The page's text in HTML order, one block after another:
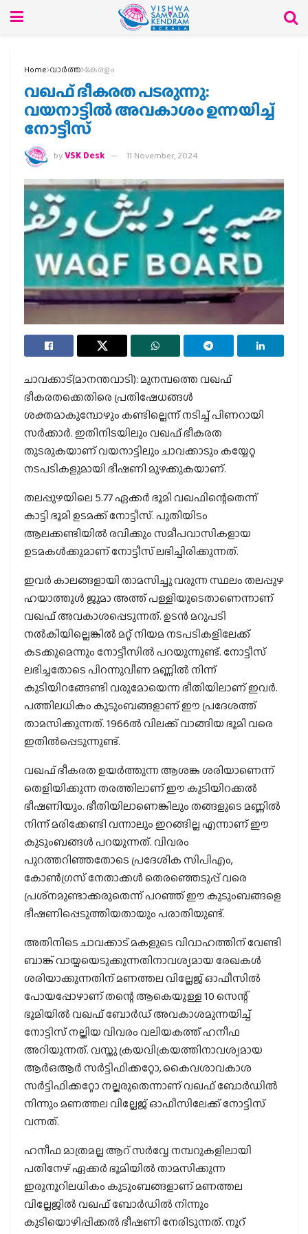
Home വാര്‍ത്ത കേരളം
വഖഫ് ഭീകരത പടരുന്നു:
വയനാട്ടില്‍ അവകാശം ഉന്നയിച്ച്
നോട്ടീസ്
byVSK Desk 11 November, 2024
ചാവക്കാട്(മാനന്തവാടി): മുനമ്പത്തെ വഖഫ്
ഭീകരതക്കെതിരെ പ്രതിഷേധങ്ങള്‍
ശക്തമാകുമ്പോഴും കണ്ടില്ലെന്ന് നടിച്ച് പിണറായി
സര്‍ക്കാര്‍. ഇതിനിടയിലും വഖഫ് ഭീകരത
തുടരുകയാണ് വയനാട്ടിലും ചാവക്കാടും കയ്യേറ്റ
നടപടികളുമായി ഭീഷണി മുഴക്കുകയാണ്.
തലപ്പുഴയിലെ 5.77 ഏക്കര്‍ ഭൂമി വഖഫിന്റെതെന്ന്
കാട്ടി ഭൂമി ഉടമക്ക് നോട്ടീസ്. പുതിയിടം
ആലക്കണ്ടിയില്‍ രവിക്കും സമീപവാസികളായ
ഉടമകള്‍ക്കുമാണ് നോട്ടീസ് ലഭിച്ചിരിക്കുന്നത്.
ഇവര്‍ കാലങ്ങളായി താമസിച്ചു വരുന്ന സ്ഥലം തലപ്പുഴ
ഹയാത്തുള്‍ ജുമാ അത്ത് പള്ളിയുടെതാണെന്നാണ്
വഖഫ് അവകാശപ്പെടുന്നത്. ഉടന്‍ മറുപടി
നല്‍കിയില്ലെങ്കില്‍ മറ്റ് നിയമ നടപടികളിലേക്ക്
കടക്കുമെന്നും നോട്ടീസില്‍ പറയുന്നുണ്ട്. നോട്ടീസ്
ലഭിച്ചതോടെ പിറന്നുവീണ മണ്ണില്‍ നിന്ന്
കുടിയിറങ്ങേണ്ടി വരുമോയെന്ന ഭീതിയിലാണ് ഇവര്‍.
പത്തിലധികം കുടുംബങ്ങളാണ് ഈ പ്രദേശത്ത്
താമസിക്കുന്നത്. 1966ല്‍ വിലക്ക് വാങ്ങിയ ഭൂമി വരെ
ഇതില്‍പ്പെടുന്നുണ്ട്.
വഖഫ് ഭീകരത ഉയര്‍ത്തുന്ന ആശങ്ക ശരിയാണെന്ന്
തെളിയിക്കുന്ന തരത്തിലാണ് ഈ കുടിയിറക്കല്‍
ഭീഷണിയും. ഭീതിയിലാണെങ്കിലും തങ്ങളുടെ മണ്ണില്‍
നിന്ന് മരിക്കേണ്ടി വന്നാലും ഇറങ്ങില്ല എന്നാണ് ഈ
കുടുംബങ്ങള്‍ പറയുന്നത്. വിവരം
പുറത്തറിഞ്ഞതോടെ പ്രദേശിക സിപിഎം,
കോണ്‍ഗ്രസ് നേതാക്കള്‍ തെരഞ്ഞെടുപ്പ് വരെ
പ്രശ്‌നമുണ്ടാക്കരുതെന്ന് പറഞ്ഞ് ഈ കുടുംബങ്ങളെ
ഭീഷണിപ്പെടുത്തിയതായും പരാതിയുണ്ട്.
അതിനിടെ ചാവക്കാട് മകളുടെ വിവാഹത്തിന് വേണ്ടി
ബാങ്ക് വായ്പയെടുക്കുന്നതിനാവശ്യമായ രേഖകള്‍
ശരിയാക്കുന്നതിന് മണത്തല വില്ലേജ് ഓഫീസില്‍
പോയപ്പോഴാണ് തന്റെ ആകെയുള്ള 10 സെന്റ്
ഭൂമിയില്‍ വഖഫ് ബോര്‍ഡ് അവകാശമുന്നയിച്ച്
നോട്ടിസ് നല്കിയ വിവരം വലിയകത്ത് ഹനീഫ
അറിയുന്നത്. വസ്തു ക്രയവിക്രയത്തിനാവശ്യമായ
ആര്‍ഒആര്‍ സര്‍ട്ടിഫിക്കറ്റോ, കൈവശാവകാശ
സര്‍ട്ടിഫിക്കറ്റോ നല്കരുതെന്നാണ് വഖഫ് ബോര്‍ഡില്‍
നിന്നും മണത്തല വില്ലേജ് ഓഫീസിലേക്ക് നോട്ടിസ്
വന്നത്.
ഹനീഫ മാത്രമല്ല ആറ് സര്‍വ്വേ നമ്പറുകളിലായി
പതിനേഴ് ഏക്കര്‍ ഭൂമിയില്‍ താമസിക്കുന്ന
ഇരുനൂറിലധികം കുടുംബങ്ങളാണ് മണത്തല
വില്ലേജില്‍ വഖഫ് ബോര്‍ഡില്‍ നിന്നും
കുടിയൊഴിപ്പിക്കല്‍ ഭീഷണി നേരിടുന്നത്. നൂറ്